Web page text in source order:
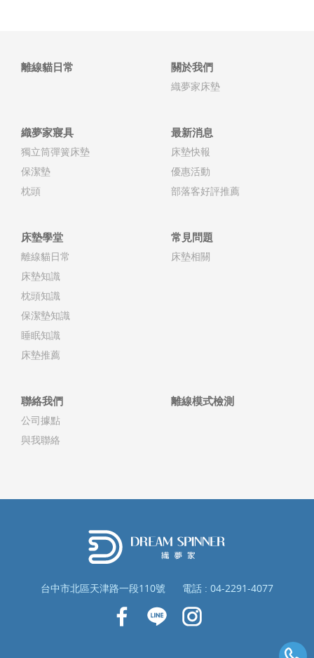
離線貓日常 關於我們
織夢家床墊
織夢家寢具
獨立筒彈簧床墊
保潔墊
枕頭
最新消息
床墊快報
優惠活動
部落客好評推薦
床墊學堂
離線貓日常
床墊知識
枕頭知識
保潔墊知識
睡眠知識
床墊推薦
常見問題
床墊相關
聯絡我們
公司據點
與我聯絡
離線模式檢測
台中市北區天津路一段110號 電話 : 04-2291-4077